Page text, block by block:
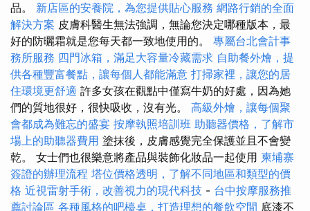
品。 新店區的安養院，為您提供貼心服務 網路行銷的全面
解決方案 皮膚科醫生無法強調，無論您決定哪種版本，最
好的防曬霜就是您每天都一致地使用的。 專屬台北會計事
務所服務 四門冰箱，滿足大容量冷藏需求 自助餐外燴，提
供各種豐富餐點，讓每個人都能滿意 打掃家裡，讓您的居
住環境更舒適 許多女孩在觀點中僅寫牛奶的好處，因為她
們的質地很好，很快吸收，沒有光。 高級外燴，讓每個聚
會都成為難忘的盛宴 按摩執照培訓班 助聽器價格，了解市
場上的助聽器費用 塗抹後，皮膚感覺完全保護並且不會變
乾。 女士們也很樂意將產品與裝飾化妝品一起使用 柬埔寨
簽證的辦理流程 塔位價格透明，了解不同地區和類型的價
格 近視雷射手術，改善視力的現代科技 - 台中按摩服務推
薦討論區 各種風格的吧檯桌，打造理想的餐飲空間 底漆不